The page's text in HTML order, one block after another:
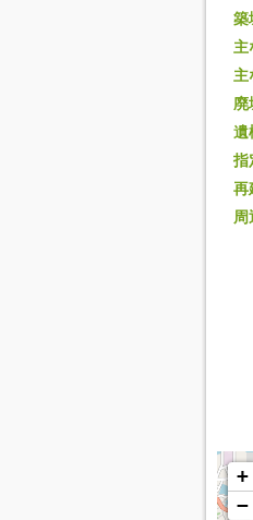
築
主
主
廃
遺
指
再
周
+
−